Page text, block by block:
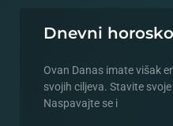
Dnevni
Ovan Danas imate višak
svojih ciljeva. Stavite
Naspavajte se i